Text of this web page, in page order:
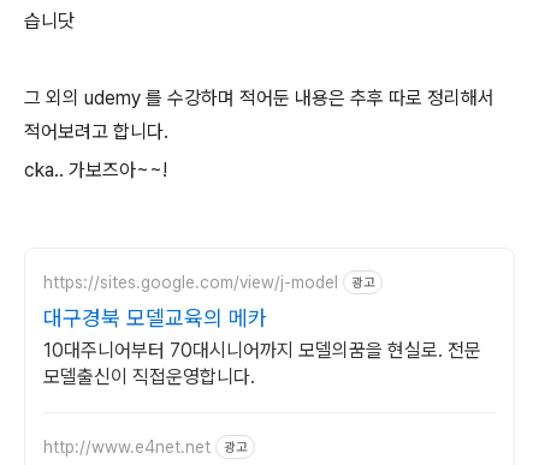
습니닷
그 외의 udemy 를 수강하며 적어둔 내용은 추후 따로 정리해서
적어보려고 합니다.
cka.. 가보즈아~~!
https://sites.google.com/view/j-model 광고
대구경북 모델교육의 메카
10대주니어부터 70대시니어까지 모델의꿈을 현실로. 전문
모델출신이 직접운영합니다.
http://www.e4net.net 광고